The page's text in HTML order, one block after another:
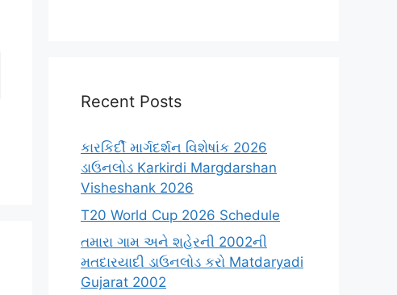
Recent Posts
કારકિર્દી માર્ગદર્શન વિશેષાંક 2026
ડાઉનલોડ Karkirdi Margdarshan
Visheshank 2026
T20 World Cup 2026 Schedule
તમારા ગામ અને શહેરની 2002ની
મતદારયાદી ડાઉનલોડ કરો Matdaryadi
Gujarat 2002